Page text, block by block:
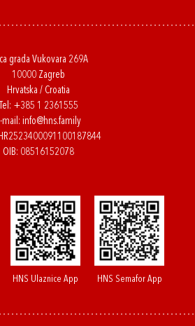
grada Vukovara 269A
10000 Zagreb
Hrvatska / Croatia
Tel: +385 1 2361555
mail: info@hns.family
OIB: 08516152078
HNS Ulaznice App HNS Semafor App